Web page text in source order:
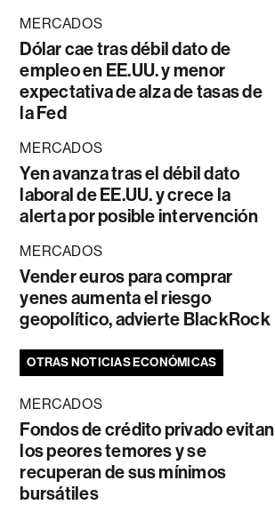
MERCADOS
Dólar cae tras débil dato de
empleo en EE.UU. y menor
expectativa de alza de tasas de
la Fed
MERCADOS
Yen avanza tras el débil dato
laboral de EE.UU. y crece la
alerta por posible intervención
MERCADOS
Vender euros para comprar
yenes aumenta el riesgo
geopolítico, advierte BlackRock
OTRAS NOTICIAS ECONÓMICAS
MERCADOS
Fondos de crédito privado evitan
los peores temores y se
recuperan de sus mínimos
bursátiles